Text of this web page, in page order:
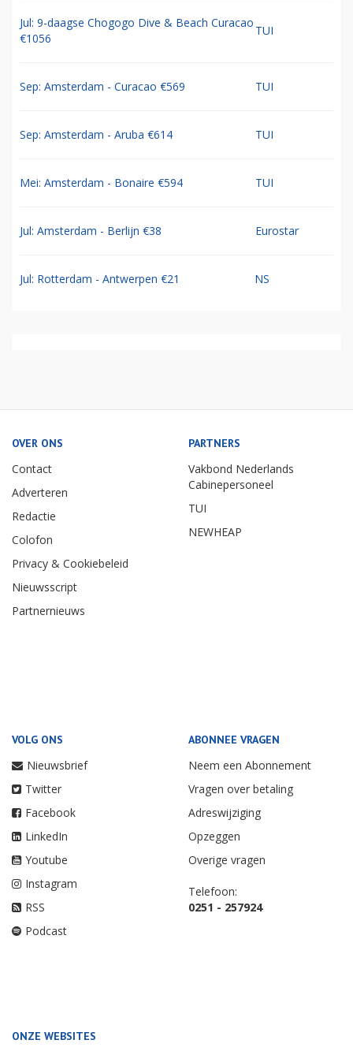
Jul: 9-daagse Chogogo Dive & Beach Curacao
€1056
TUI
Sep: Amsterdam - Curacao €569 TUI
Sep: Amsterdam - Aruba €614 TUI
Mei: Amsterdam - Bonaire €594 TUI
Jul: Amsterdam - Berlijn €38 Eurostar
Jul: Rotterdam - Antwerpen €21 NS
OVER ONS
Contact
Adverteren
Redactie
Colofon
Privacy & Cookiebeleid
Nieuwsscript
Partnernieuws
PARTNERS
Vakbond Nederlands
Cabinepersoneel
TUI
NEWHEAP
VOLG ONS
Nieuwsbrief
Twitter
Facebook
LinkedIn
Youtube
Instagram
RSS
Podcast
ABONNEE VRAGEN
Neem een Abonnement
Vragen over betaling
Adreswijziging
Opzeggen
Overige vragen
Telefoon:
0251 - 257924
ONZE WEBSITES